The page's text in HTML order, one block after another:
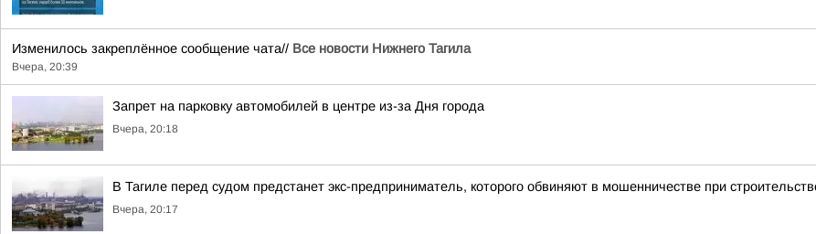
Изменилось закреплённое сообщение чата// Все новости Нижнего Тагила
Вчера, 20:39
Запрет на парковку автомобилей в центре из-за Дня города
Вчера, 20:18
В Тагиле перед судом предстанет экс-предприниматель, которого обвиняют в мошенничестве при
Вчера, 20:17